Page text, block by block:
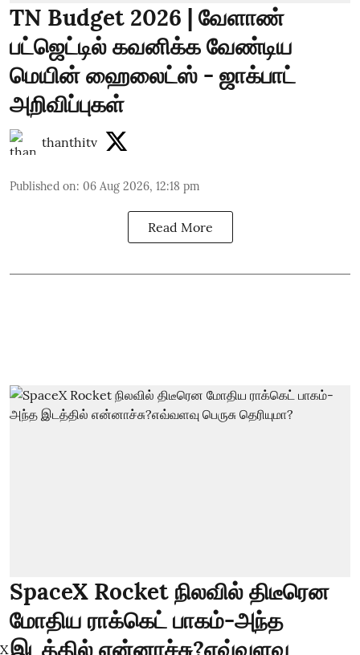
TN Budget 2026 | வேளாண்
பட்ஜெட்டில் கவனிக்க வேண்டிய
மெயின் ஹைலைட்ஸ் - ஜாக்பாட்
அறிவிப்புகள்
thanthitv
Published on: 06 Aug 2026, 12:18 pm
Read More
SpaceX Rocket நிலவில் திடீரென
மோதிய ராக்கெட் பாகம்-அந்த
இடத்தில் என்னாச்சு?எவ்வளவு
X